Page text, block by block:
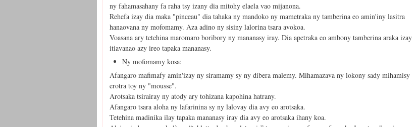
ny fahamasahany fa raha tsy izany dia mitohy elaela vao mijanona.
Rehefa izay dia maka "pinceau" dia tahaka ny mandoko ny mametraka ny tamberina eo amin'iny lasitra
hanaovana ny mofomamy. Aza adino ny sisiny lalorina tsara avokoa.
Voasana ary tetehina maromaro boribory ny mananasy iray. Dia apetraka eo ambony tamberina araka izay
itiavanao azy ireo tapaka mananasy.
Ny mofomamy kosa:
Afangaro mafimafy amin'izay ny siramamy sy ny dibera malemy. Mihamazava ny lokony sady mihamisy
erotra toy ny "mousse".
Arotsaka tsirairay ny atody ary tohizana kapohina hatrany.
Afangaro tsara aloha ny lafarinina sy ny lalovay dia avy eo arotsaka.
Tetehina madinika ilay tapaka mananasy iray dia avy eo arotsaka ihany koa.